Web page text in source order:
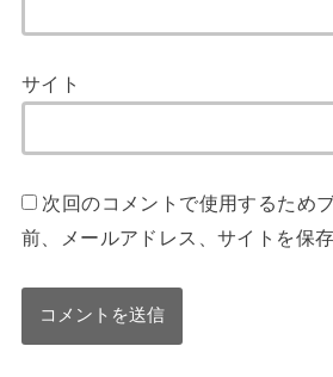
サイト
次回のコメントで使用するため
前、メールアドレス、サイトを保存